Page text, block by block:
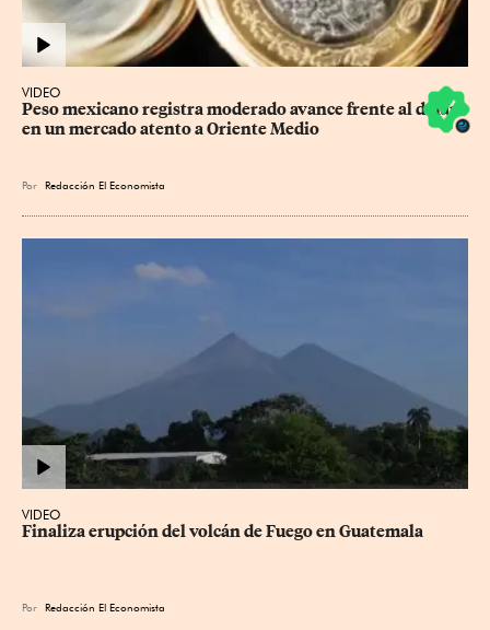
VIDEO
Peso mexicano registra moderado avance frente al dólar
en un mercado atento a Oriente Medio
Por Redacción El Economista
VIDEO
Finaliza erupción del volcán de Fuego en Guatemala
Por Redacción El Economista